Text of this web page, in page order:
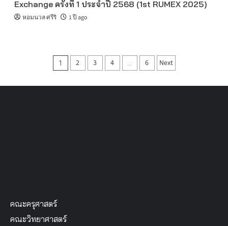
Exchange ครั้งที่ 1 ประจำปี 2568 (1st RUMEX 2025)
หอมนวล ศรีริ 1 ปี ago
Posts
1 2 3 4 … 6 Next
คณะครุศาสตร์
คณะวิทยาศาสตร์